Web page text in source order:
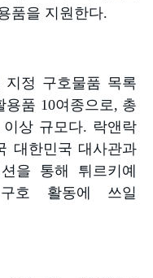
품을 지원한다.
정 구호물품 목록
용품 10여종으로 , 총
이상 규모다. 락앤락
대한민국 대사관과
을 통해 튀르키예
호 활동에 쓰일